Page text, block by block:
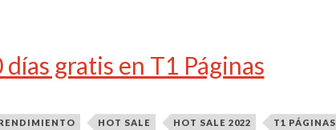
días gratis en T1 Páginas
HOT SALE HOT SALE 2022 T1 PÁGINAS